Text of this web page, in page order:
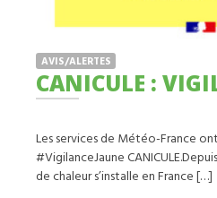
AVIS/ALERTES
CANICULE :
Les services de Météo-France
#VigilanceJaune
de chaleur s’installe en France […]